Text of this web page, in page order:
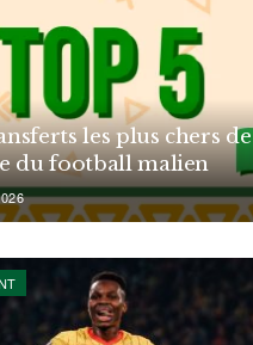
les plus chers de
du football malien